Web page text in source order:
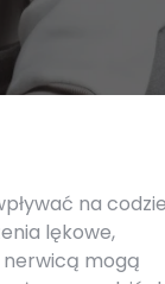
na
lękowe,
nerwicą mogą